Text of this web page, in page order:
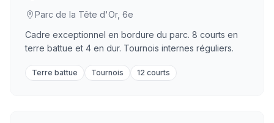
Parc de la Tête d'Or, 6e
Cadre exceptionnel en bordure du parc. 8 courts en
terre battue et 4 en dur. Tournois internes réguliers.
Terre battue Tournois 12 courts